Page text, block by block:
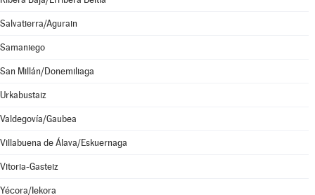
Salvatierra/Agurain
Samaniego
San Millán/Donemiliaga
Urkabustaiz
Valdegovía/Gaubea
Villabuena de Álava/Eskuernaga
Vitoria-Gasteiz
Yécora/Iekora